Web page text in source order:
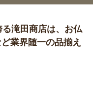
滝田商店は、 お仏
業界随一の品揃え